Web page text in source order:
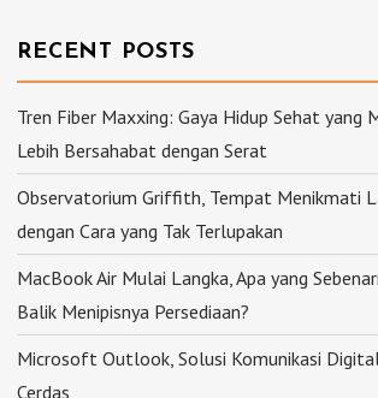
RECENT POSTS
Tren Fiber Maxxing: Gaya Hidup Sehat yang
Lebih Bersahabat dengan Serat
Observatorium Griffith, Tempat Menikmati
dengan Cara yang Tak Terlupakan
MacBook Air Mulai Langka, Apa yang
Balik Menipisnya Persediaan?
Microsoft Outlook, Solusi Komunikasi
Cerdas